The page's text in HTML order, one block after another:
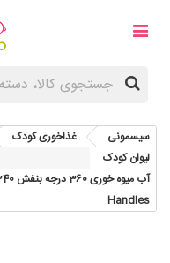
سیسمونی غذاخوری کودک
لیوان کودک
Handles